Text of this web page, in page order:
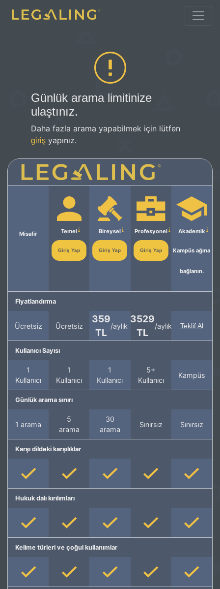
Günlük arama limitinize
ulaştınız.
Daha fazla arama yapabilmek için lütfen
giriş yapınız.
Misafir Temel
Giriş Yap
Bireysel
Giriş Yap
Profesyonel
Giriş Yap
Akademik
Kampüs ağına
bağlanın.
Fiyatlandırma
Ücretsiz Ücretsiz
359
TL
/aylık
3529
TL
/aylık Teklif Al
Kullanıcı Sayısı
1
Kullanıcı
1
Kullanıcı
1
Kullanıcı
5+
Kullanıcı
Kampüs
Günlük arama sınırı
1 arama
5
arama
30
arama
Sınırsız Sınırsız
Karşı dildeki karşılıklar
Hukuk dalı kırılımları
Kelime türleri ve çoğul kullanımlar